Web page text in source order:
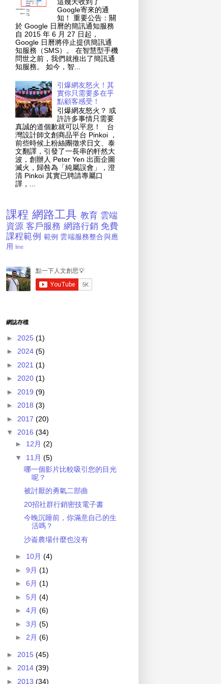
Google寄來的通
知！ 重要公告：關
於 Google 日曆的簡訊通知服務
自 2015 年 6 月 27 日起，
Google 日曆將停止提供簡訊通
知服務（SMS）。 在智慧型手機
問世之前，我們就推出了簡訊通
知服務。 如今，智...
引爆網友怒火！其
實你只需要多在乎
點顧客感受！
引爆網友怒火？ 或
許許多事情只需要
真誠的道個歉就可以平息！ 台
灣設計師文創商品平台 Pinkoi ，
前些時候上粉絲團徵求日文、泰
文翻譯，引發了一長串的軒然大
波，創辦人 Peter Yen 出面企圖
滅火，歸咎為「純屬誤會」，澄
清 Pinkoi 其實已聘請專屬口
譯，...
課程 網路工具 教育 雲端
資源 客戶服務 網路行銷 免費
課程範例 範例 雲端服務整合與應
用 line
網誌存檔
► 2025 (1)
► 2024 (5)
► 2021 (1)
► 2020 (1)
► 2019 (9)
► 2018 (3)
► 2017 (20)
▼ 2016 (34)
► 12月 (2)
▼ 11月 (5)
哪一個影片比較吸引您的目光
呢？
被討厭的勇氣二部曲
20招社群行銷密技電子書
今晚沉睡前，你滿意自己的生
活嗎？
沙崙農場什麼也沒有
► 10月 (4)
► 9月 (1)
► 6月 (1)
► 5月 (4)
► 4月 (6)
► 3月 (5)
► 2月 (6)
► 2015 (45)
► 2014 (39)
► 2013 (34)